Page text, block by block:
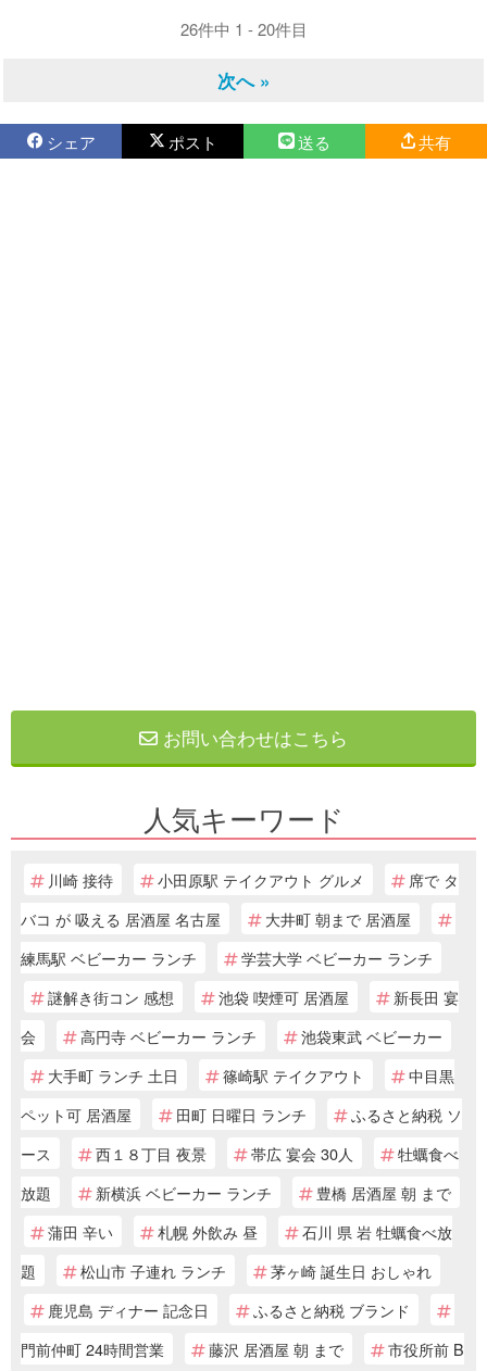
26件中 1 - 20件目
次へ »
シェア ポスト 送る 共有
お問い合わせはこちら
人気キーワード
川崎 接待 小田原駅 テイクアウト グルメ
席で タ
バコ が 吸える 居酒屋 名古屋
大井町 朝まで 居酒屋
練馬駅 ベビーカー ランチ
学芸大学 ベビーカー ランチ
謎解き街コン 感想
池袋 喫煙可 居酒屋
新長田 宴
会
高円寺 ベビーカー ランチ
池袋東武 ベビーカー
大手町 ランチ 土日
篠崎駅 テイクアウト
中目黒
ペット可 居酒屋
田町 日曜日 ランチ
ふるさと納税 ソ
ース
西１８丁目 夜景 帯広 宴会 30人
牡蠣食べ
放題
新横浜 ベビーカー ランチ
豊橋 居酒屋 朝 まで
蒲田 辛い
札幌 外飲み 昼
石川 県 岩 牡蠣食べ放
題
松山市 子連れ ランチ
茅ヶ崎 誕生日 おしゃれ
鹿児島 ディナー 記念日
ふるさと納税 ブランド
門前仲町 24時間営業
藤沢 居酒屋 朝 まで 市役所前 B